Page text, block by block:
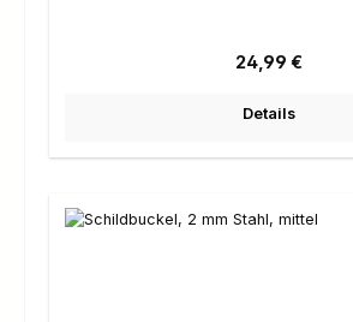
Regulärer Preis:
24,99 €
Details